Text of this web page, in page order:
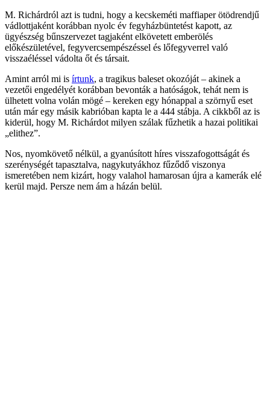
M. Richárdról azt is tudni, hogy a kecskeméti maffiaper ötödrendjű
vádlottjaként korábban nyolc év fegyházbüntetést kapott, az
ügyészség bűnszervezet tagjaként elkövetett emberölés
előkészületével, fegyvercsempészéssel és lőfegyverrel való
visszaéléssel vádolta őt és társait.
Amint arról mi is írtunk, a tragikus baleset okozóját – akinek a
vezetői engedélyét korábban bevonták a hatóságok, tehát nem is
ülhetett volna volán mögé – kereken egy hónappal a szörnyű eset
után már egy másik kabrióban kapta le a 444 stábja. A cikkből az is
kiderül, hogy M. Richárdot milyen szálak fűzhetik a hazai politikai
„elithez”.
Nos, nyomkövető nélkül, a gyanúsított híres visszafogottságát és
szerénységét tapasztalva, nagykutyákhoz fűződő viszonya
ismeretében nem kizárt, hogy valahol hamarosan újra a kamerák elé
kerül majd. Persze nem ám a házán belül.